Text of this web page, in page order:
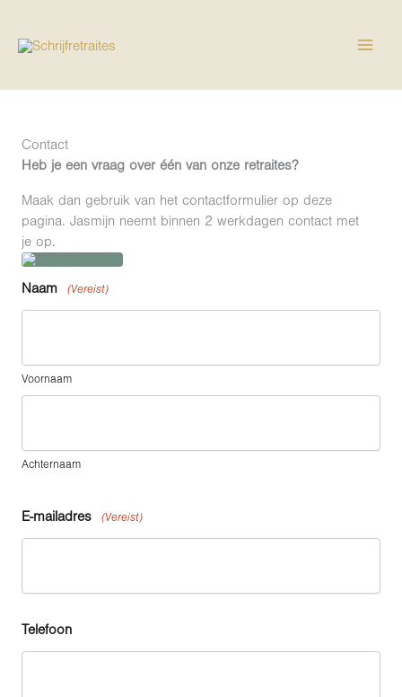
Contact
Heb je een vraag over één van onze retraites?
Maak dan gebruik van het contactformulier op deze
pagina. Jasmijn neemt binnen 2 werkdagen contact met
je op.
Naam (Vereist)
Voornaam
Achternaam
E-mailadres (Vereist)
Telefoon